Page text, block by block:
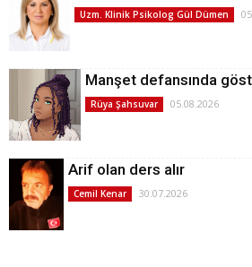
Uzm. Klinik Psikolog Gül Dümen
Manşet defansında
Rüya Şahsuvar 05.08.2026
Arif olan ders alır
Cemil Kenar 30.07.2026